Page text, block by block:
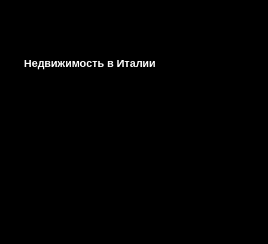
Недвижимость в Италии